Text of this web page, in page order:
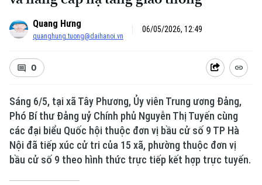
Quang Hưng
quanghung.tuong@daihanoi.vn
06/05/2026, 12:49
0
Sáng 6/5, tại xã Tây Phương, Ủy viên Trung ương Đảng,
Phó Bí thư Đảng uỷ Chính phủ Nguyễn Thị Tuyến cùng
các đại biểu Quốc hội thuộc đơn vị bầu cử số 9 TP Hà
Nội đã tiếp xúc cử tri của 15 xã, phường thuộc đơn vị
bầu cử số 9 theo hình thức trực tiếp kết hợp trực tuyến.